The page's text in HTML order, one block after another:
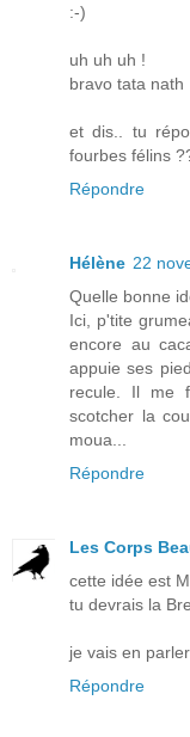
:-)
uh uh uh !
bravo tata nath
et dis.. tu
fourbes félins
Répondre
Hélène 22
Quelle bonne
Ici, p'tite
encore au
appuie ses
recule. Il me
scotcher la
moua...
Répondre
Les Corps
cette idée est
tu devrais la
je vais en
Répondre